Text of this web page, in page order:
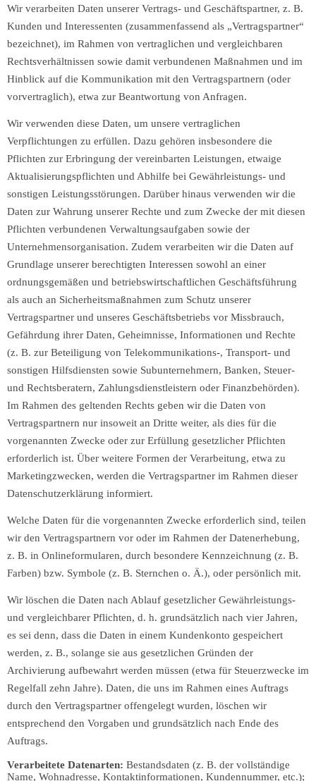
Wir verarbeiten Daten unserer Vertrags- und Geschäftspartner, z. B.
Kunden und Interessenten (zusammenfassend als „Vertragspartner“
bezeichnet), im Rahmen von vertraglichen und vergleichbaren
Rechtsverhältnissen sowie damit verbundenen Maßnahmen und im
Hinblick auf die Kommunikation mit den Vertragspartnern (oder
vorvertraglich), etwa zur Beantwortung von Anfragen.
Wir verwenden diese Daten, um unsere vertraglichen
Verpflichtungen zu erfüllen. Dazu gehören insbesondere die
Pflichten zur Erbringung der vereinbarten Leistungen, etwaige
Aktualisierungspflichten und Abhilfe bei Gewährleistungs- und
sonstigen Leistungsstörungen. Darüber hinaus verwenden wir die
Daten zur Wahrung unserer Rechte und zum Zwecke der mit diesen
Pflichten verbundenen Verwaltungsaufgaben sowie der
Unternehmensorganisation. Zudem verarbeiten wir die Daten auf
Grundlage unserer berechtigten Interessen sowohl an einer
ordnungsgemäßen und betriebswirtschaftlichen Geschäftsführung
als auch an Sicherheitsmaßnahmen zum Schutz unserer
Vertragspartner und unseres Geschäftsbetriebs vor Missbrauch,
Gefährdung ihrer Daten, Geheimnisse, Informationen und Rechte
(z. B. zur Beteiligung von Telekommunikations-, Transport- und
sonstigen Hilfsdiensten sowie Subunternehmern, Banken, Steuer-
und Rechtsberatern, Zahlungsdienstleistern oder Finanzbehörden).
Im Rahmen des geltenden Rechts geben wir die Daten von
Vertragspartnern nur insoweit an Dritte weiter, als dies für die
vorgenannten Zwecke oder zur Erfüllung gesetzlicher Pflichten
erforderlich ist. Über weitere Formen der Verarbeitung, etwa zu
Marketingzwecken, werden die Vertragspartner im Rahmen dieser
Datenschutzerklärung informiert.
Welche Daten für die vorgenannten Zwecke erforderlich sind, teilen
wir den Vertragspartnern vor oder im Rahmen der Datenerhebung,
z. B. in Onlineformularen, durch besondere Kennzeichnung (z. B.
Farben) bzw. Symbole (z. B. Sternchen o. Ä.), oder persönlich mit.
Wir löschen die Daten nach Ablauf gesetzlicher Gewährleistungs-
und vergleichbarer Pflichten, d. h. grundsätzlich nach vier Jahren,
es sei denn, dass die Daten in einem Kundenkonto gespeichert
werden, z. B., solange sie aus gesetzlichen Gründen der
Archivierung aufbewahrt werden müssen (etwa für Steuerzwecke im
Regelfall zehn Jahre). Daten, die uns im Rahmen eines Auftrags
durch den Vertragspartner offengelegt wurden, löschen wir
entsprechend den Vorgaben und grundsätzlich nach Ende des
Auftrags.
Verarbeitete Datenarten: Bestandsdaten (z. B. der vollständige
Name, Wohnadresse, Kontaktinformationen, Kundennummer, etc.);